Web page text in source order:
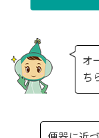
オ
ち